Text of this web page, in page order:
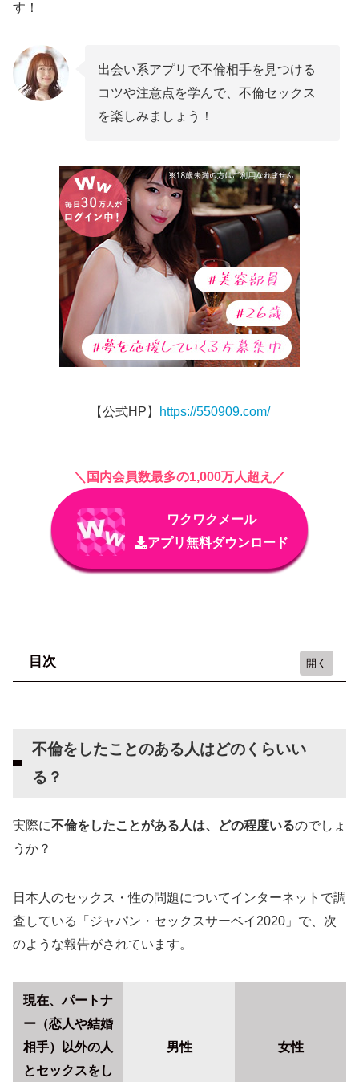
す！
出会い系アプリで不倫相手を見つける
コツや注意点を学んで、不倫セックス
を楽しみましょう！
【公式HP】 https://550909.com/
＼国内会員数最多の1,000万人超え／
ワクワクメール
アプリ無料ダウンロード
目次
PCMAX
不倫相手を効率よく見つけたいなら複数の出会
い系アプリを利用しよう
【完全攻略】出会い系アプリで不倫を成功させ
るためのポイント
プロフィール内容やプロフィール写真にこだわる
「人妻」「既婚」などでプロフィール・掲示板検索
とにかくメッセージを送りまくる
不倫をしたことのある人はどのくらいい
る？
実際に不倫をしたことがある人は、どの程度いるのでしょ
うか？
日本人のセックス・性の問題についてインターネットで調
査している「ジャパン・セックスサーベイ2020」で、次
のような報告がされています。
現在、パートナ
ー（恋人や結婚
相手）以外の人
とセックスをし
男性 女性